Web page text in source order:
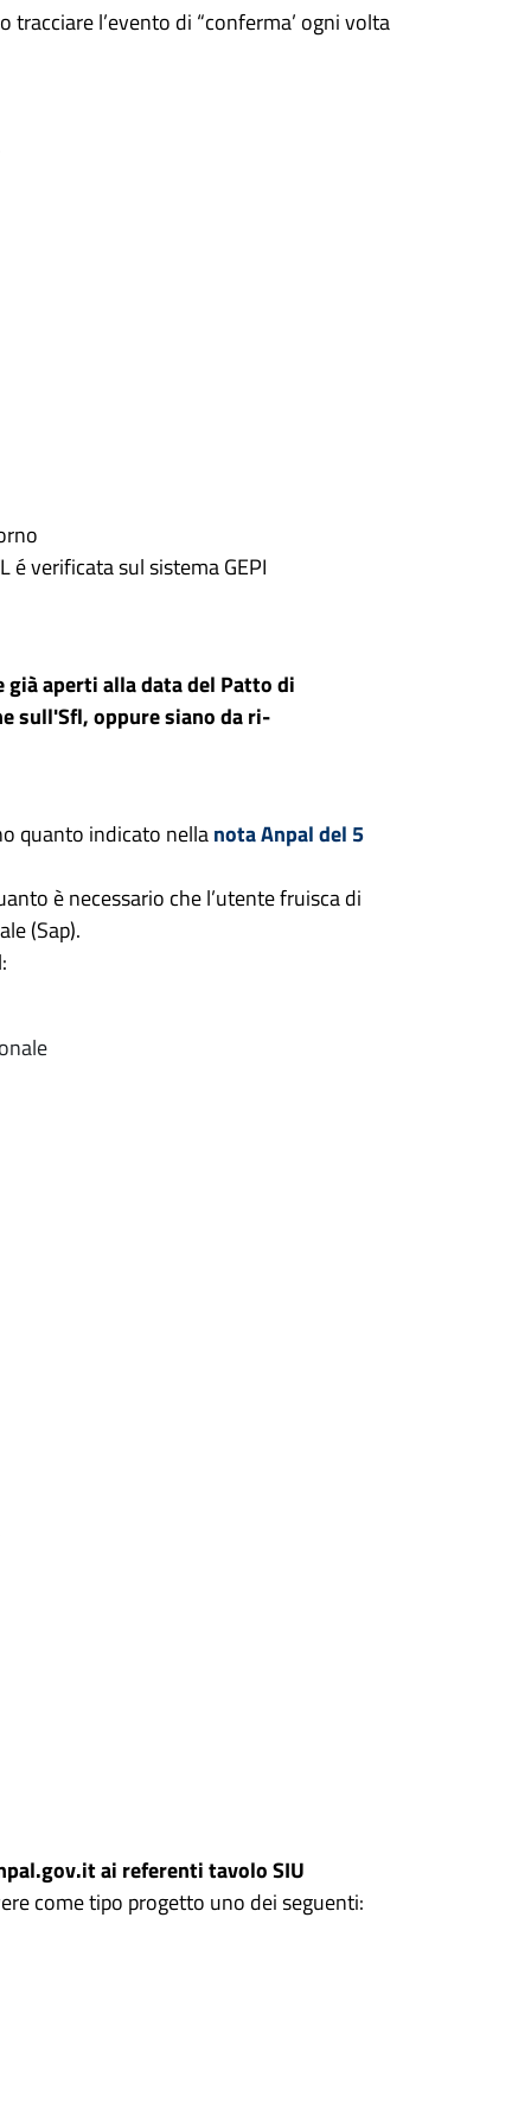
l’evento di “conferma’ ogni volta
é verificata sul sistema GEPI
aperti alla data del Patto di
sull'Sfl, oppure siano da ri-
quanto indicato nellanota Anpal del 5
è necessario che l’utente fruisca di
(Sap).
ai referenti tavolo SIU
come tipo progetto uno dei seguenti: